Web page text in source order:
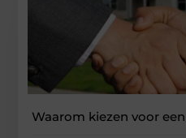
Waarom kiezen voor